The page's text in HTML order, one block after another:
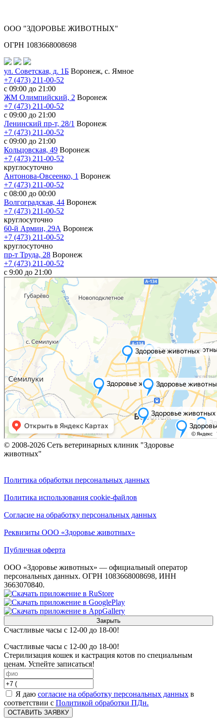
ООО "ЗДОРОВЬЕ ЖИВОТНЫХ"
ОГРН 1083668008698
ул. Советская, д. 1Б Воронеж, с. Ямное
+7 (473) 211-00-52
с 09:00 до 21:00
ЖМ Олимпийский, 2 Воронеж
+7 (473) 211-00-52
с 09:00 до 21:00
Ленинский пр-т, 28/1 Воронеж
+7 (473) 211-00-52
с 09:00 до 21:00
Кольцовская, 49 Воронеж
+7 (473) 211-00-52
круглосуточно
Антонова-Овсеенко, 1 Воронеж
+7 (473) 211-00-52
с 08:00 до 00:00
Волгоградская, 44 Воронеж
+7 (473) 211-00-52
круглосуточно
60-й Армии, 29А Воронеж
+7 (473) 211-00-52
круглосуточно
пр-т Труда, 28 Воронеж
+7 (473) 211-00-52
c 9:00 до 21:00
© 2008-2026 Сеть ветеринарных клиник "Здоровье
животных"
Политика обработки персональных данных
Политика использования cookie-файлов
Согласие на обработку персональных данных
Реквизиты ООО «Здоровье животных»
Публичная оферта
ООО «Здоровье животных» — официальный оператор
персональных данных. ОГРН 1083668008698, ИНН
3663070840.
Закрыть
Счастливые часы с 12-00 до 18-00!
Счастливые часы с 12-00 до 18-00!
Стерилизация кошек и кастрация котов по специальным
ценам. Успейте записаться!
Я даю согласие на обработку персональных данных в
соответствии с Политикой обработки ПДн.
ОСТАВИТЬ ЗАЯВКУ